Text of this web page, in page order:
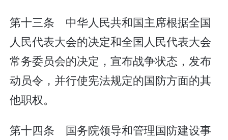
第十三条 中华人民共和国主席根据全国
人民代表大会的决定和全国人民代表大会
常务委员会的决定，宣布战争状态，发布
动员令，并行使宪法规定的国防方面的其
他职权。
第十四条 国务院领导和管理国防建设事